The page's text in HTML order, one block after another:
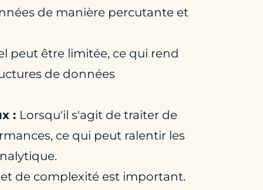
de manière percutante et
peut être limitée, ce qui rend
de données
: Lorsqu'il s'agit de traiter de
ce qui peut ralentir les
et de complexité est important.